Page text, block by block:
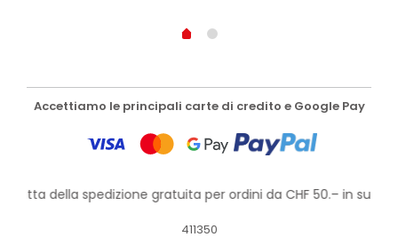
Accettiamo le principali carte di credito e Google Pay
della spedizione gratuita per ordini da CHF 50.– in su!
411350